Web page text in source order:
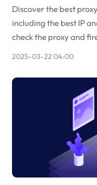
Discover the best
including the best IP
check the proxy and
2025-03-22 04:00